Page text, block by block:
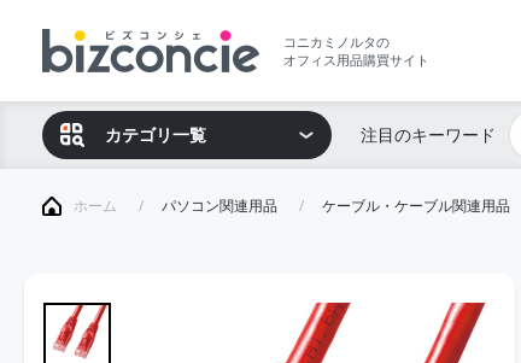
コニカミノルタの
オフィス用品購買サイト
カテゴリ一覧 注目のキーワード
ホーム パソコン関連用品 ケーブル・ケーブル関連用品